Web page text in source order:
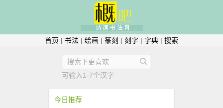
首页 | 书法 | 绘画 | 篆刻 | 刻字 | 字典 | 搜索
可输入1-7个汉字
今日推荐